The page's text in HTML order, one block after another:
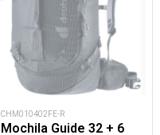
CHM010402FE-R
Mochila Guide 32 + 6